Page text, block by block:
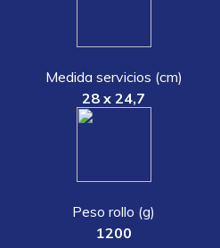
Medida servicios (cm)
28 x 24,7
Peso rollo (g)
1200